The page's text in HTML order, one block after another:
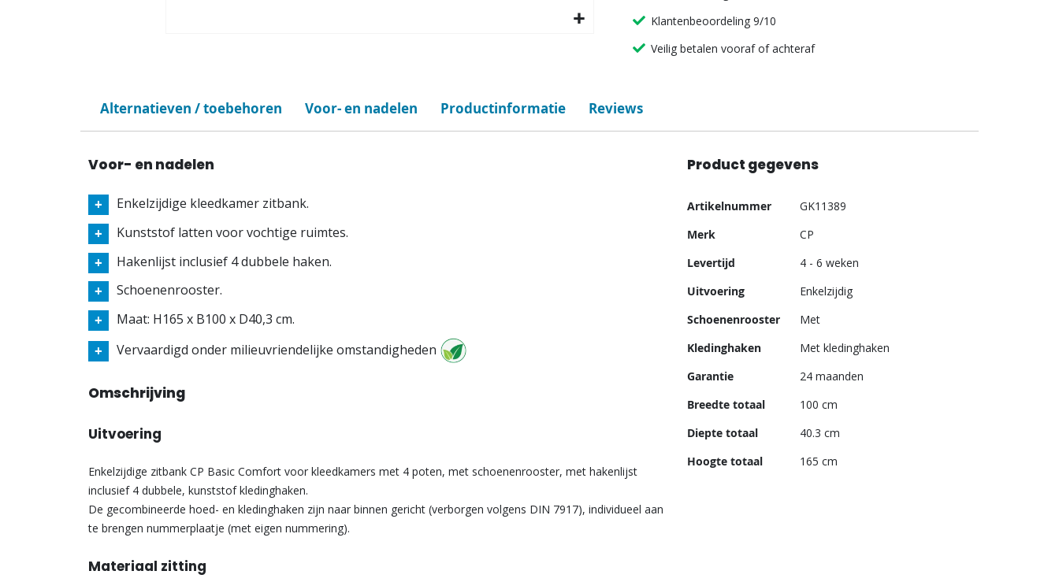
Klantenbeoordeling 9/10
Veilig betalen vooraf of achteraf
Alternatieven / toebehoren Voor- en nadelen Productinformatie Reviews
Voor- en nadelen
Enkelzijdige kleedkamer zitbank.
Kunststof latten voor vochtige ruimtes.
Hakenlijst inclusief 4 dubbele haken.
Schoenenrooster.
Maat: H165 x B100 x D40,3 cm.
Vervaardigd onder milieuvriendelijke omstandigheden
Omschrijving
Uitvoering
Enkelzijdige zitbank CP Basic Comfort voor kleedkamers met 4 poten, met schoenenrooster, met hakenlijst
inclusief 4 dubbele, kunststof kledinghaken.
De gecombineerde hoed- en kledinghaken zijn naar binnen gericht (verborgen volgens DIN 7917), individueel aan
te brengen nummerplaatje (met eigen nummering).
Materiaal zitting
Product gegevens
Meer
Artikelnummer
GK11389
Merk
CP
Levertijd
4 - 6 weken
Uitvoering
Enkelzijdig
Schoenenrooster
Met
Kledinghaken
Met kledinghaken
Garantie
24 maanden
Breedte totaal
100 cm
Diepte totaal
40.3 cm
Hoogte totaal
165 cm